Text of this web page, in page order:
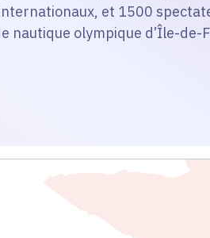
et 1500
nautique olympique d’Île-de-